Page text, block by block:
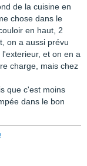
de la cuisine en
chose dans le
en haut, 2
on a aussi prévu
et on en a
charge, mais chez
que c'est moins
dans le bon